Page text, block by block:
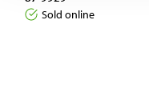
Sold online